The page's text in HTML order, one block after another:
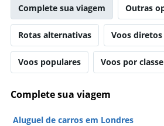
Complete sua viagem Outras
Rotas alternativas Voos
Voos populares Voos por
Complete sua viagem
Aluguel de carros em Londres